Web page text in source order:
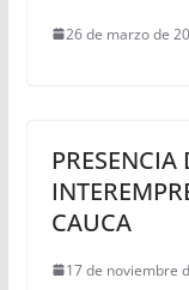
26 de marzo de
CAUCA
17 de noviembre